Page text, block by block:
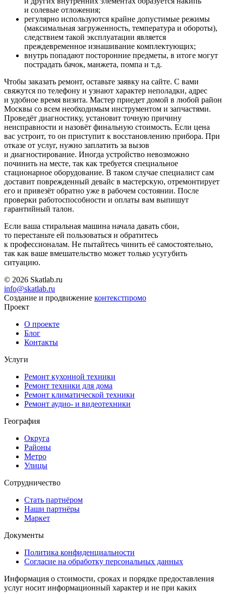
и солевые отложения;
регулярно используются крайне допустимые режимы
(максимальная загруженность, температура и обороты),
следствием такой эксплуатации является
преждевременное изнашивание комплектующих;
внутрь попадают посторонние предметы, в итоге могут
пострадать бачок, манжета, помпа и т.д.
Чтобы заказать ремонт, оставьте заявку на сайте. С вами
свяжутся по телефону и узнают характер неполадки, адрес
и удобное время визита. Мастер приедет домой в любой район
Москвы со всем необходимым инструментом и запчастями.
Проведёт диагностику, установит точную причину
неисправности и назовёт финальную стоимость. Если цена
вас устроит, то он приступит к восстановлению прибора. При
отказе от услуг, нужно заплатить за вызов
и диагностирование. Иногда устройство невозможно
починить на месте, так как требуется специальное
стационарное оборудование. В таком случае специалист сам
доставит поврежденный девайс в мастерскую, отремонтирует
его и привезёт обратно уже в рабочем состоянии. После
проверки работоспособности и оплаты вам выпишут
гарантийный талон.
Если ваша стиральная машина начала давать сбои,
то перестаньте ей пользоваться и обратитесь
к профессионалам. Не пытайтесь чинить её самостоятельно,
так как ваше вмешательство может только усугубить
ситуацию.
© 2026 Skatlab.ru
info@skatlab.ru
Создание и продвижение контекстпромо
Проект
О проекте
Блог
Контакты
Услуги
Ремонт кухонной техники
Ремонт техники для дома
Ремонт климатической техники
Ремонт аудио- и видеотехники
География
Округа
Районы
Метро
Улицы
Сотрудничество
Стать партнёром
Наши партнёры
Маркет
Документы
Политика конфиденциальности
Согласие на обработку персональных данных
Информация о стоимости, сроках и порядке предоставления
услуг носит информационный характер и не при каких